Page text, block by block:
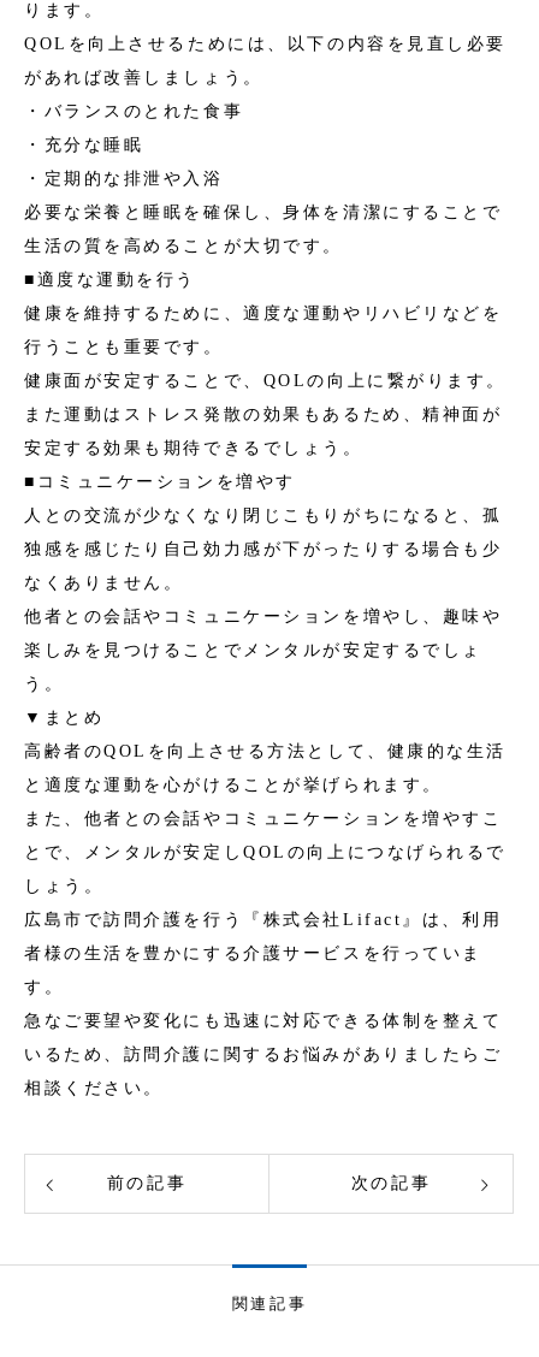
ります。
QOLを向上させるためには、以下の内容を見直し必要
があれば改善しましょう。
・バランスのとれた食事
・充分な睡眠
・定期的な排泄や入浴
必要な栄養と睡眠を確保し、身体を清潔にすることで
生活の質を高めることが大切です。
■適度な運動を行う
健康を維持するために、適度な運動やリハビリなどを
行うことも重要です。
健康面が安定することで、QOLの向上に繋がります。
また運動はストレス発散の効果もあるため、精神面が
安定する効果も期待できるでしょう。
■コミュニケーションを増やす
人との交流が少なくなり閉じこもりがちになると、孤
独感を感じたり自己効力感が下がったりする場合も少
なくありません。
他者との会話やコミュニケーションを増やし、趣味や
楽しみを見つけることでメンタルが安定するでしょ
う。
▼まとめ
高齢者のQOLを向上させる方法として、健康的な生活
と適度な運動を心がけることが挙げられます。
また、他者との会話やコミュニケーションを増やすこ
とで、メンタルが安定しQOLの向上につなげられるで
しょう。
広島市で訪問介護を行う『株式会社Lifact』は、利用
者様の生活を豊かにする介護サービスを行っていま
す。
急なご要望や変化にも迅速に対応できる体制を整えて
いるため、訪問介護に関するお悩みがありましたらご
相談ください。
前の記事 次の記事
関連記事